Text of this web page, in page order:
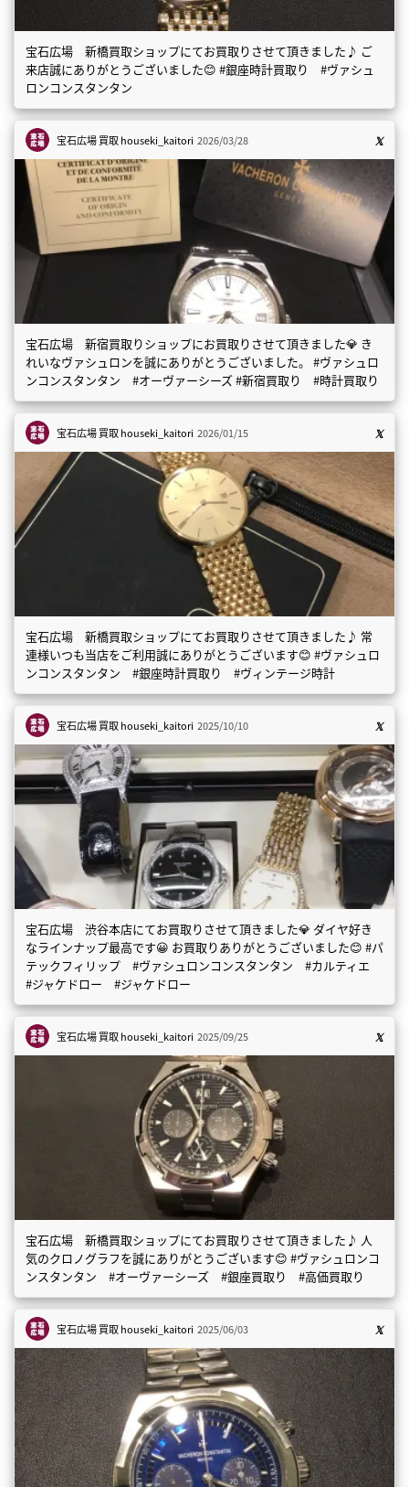
宝石広場 新橋買取ショップにてお買取りさせて頂きました♪ ご
来店誠にありがとうございました😊 #銀座時計買取り #ヴァシュ
ロンコンスタンタン
宝石広場 買取houseki_kaitori 2026/03/28
宝石広場 新宿買取りショップにお買取りさせて頂きました💎 き
れいなヴァシュロンを誠にありがとうございました。 #ヴァシュロ
ンコンスタンタン #オーヴァーシーズ #新宿買取り #時計買取り
宝石広場 買取houseki_kaitori 2026/01/15
宝石広場 新橋買取ショップにてお買取りさせて頂きました♪ 常
連様いつも当店をご利用誠にありがとうございます😊 #ヴァシュロ
ンコンスタンタン #銀座時計買取り #ヴィンテージ時計
宝石広場 買取houseki_kaitori 2025/10/10
宝石広場 渋谷本店にてお買取りさせて頂きました💎 ダイヤ好き
なラインナップ最高です😀 お買取りありがとうございました😊 #パ
テックフィリップ #ヴァシュロンコンスタンタン #カルティエ
#ジャケドロー #ジャケドロー
宝石広場 買取houseki_kaitori 2025/09/25
宝石広場 新橋買取ショップにてお買取りさせて頂きました♪ 人
気のクロノグラフを誠にありがとうございます😊 #ヴァシュロンコ
ンスタンタン #オーヴァーシーズ #銀座買取り #高価買取り
宝石広場 買取houseki_kaitori 2025/06/03